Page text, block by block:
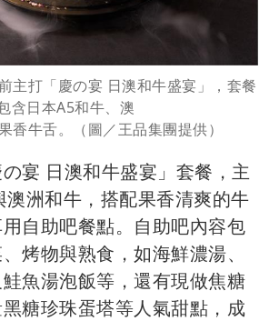
主打「慶の宴 日澳和牛盛宴」，套餐
含日本A5和牛、澳
香牛舌。（圖／王品集團提供）
宴 日澳和牛盛宴」套餐，主
洲和牛，搭配果香清爽的牛
自助吧餐點。自助吧內容包
烤物與熟食，如海鮮濃湯、
魚湯泡飯等，還有現做焦糖
糖珍珠蛋塔等人氣甜點，成